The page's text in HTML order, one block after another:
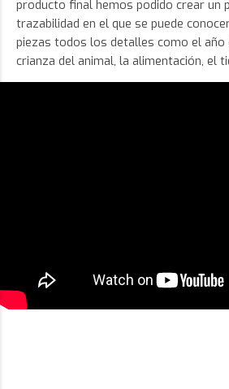
producto final hemos podido crear un
trazabilidad en el que se puede
piezas todos los detalles como el año
crianza del animal, la alimentación, el